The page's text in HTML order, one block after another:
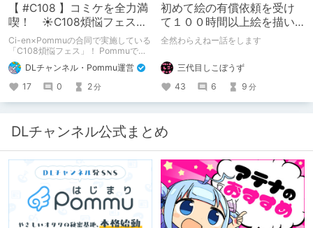
【 #C108 】コミケを全力満
喫！ ☀C108煩悩フェス☀
Pommu版のご案内
Ci-en×Pommuの合同で実施している
「C108煩悩フェス」！ Pommuでの
参加方法について、改めてこちらでも
ご案内いたします！
DLチャンネル・Pommu運営
17
0 2分
初めて絵の有償依頼を受け
て１００時間以上絵を描い
た話
全然わらえねー話をします
三代目しこぼうず
43
6 9 分
DLチャンネル公式まとめ